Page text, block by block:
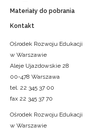
Materiały do pobrania
Kontakt
Ośrodek Rozwoju Edukacji
w Warszawie
Aleje Ujazdowskie 28
00-478 Warszawa
tel. 22 345 37 00
fax 22 345 37 70
Ośrodek Rozwoju Edukacji
w Warszawie